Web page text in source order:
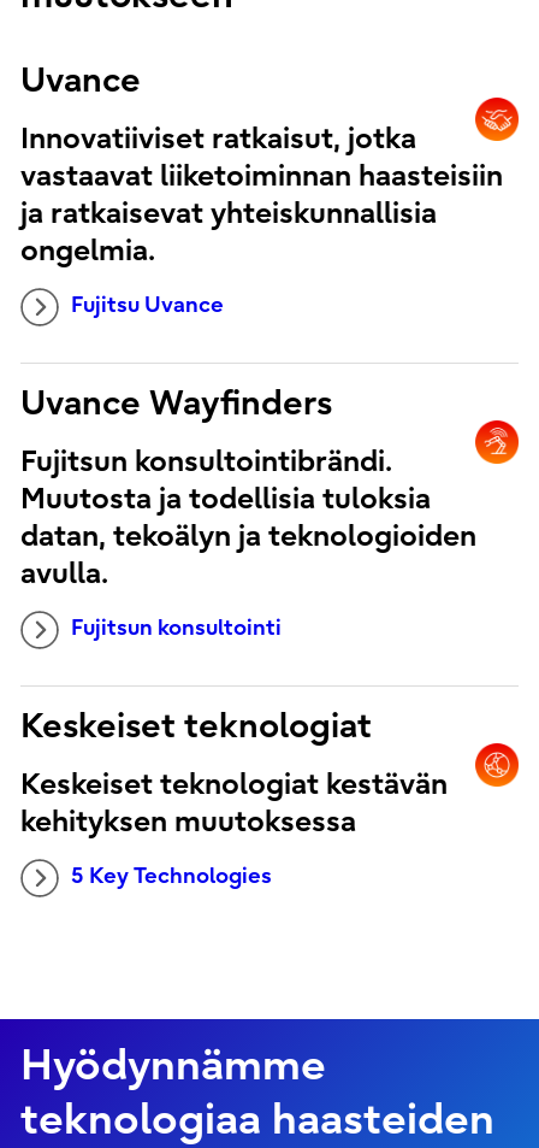
Uvance
Innovatiiviset ratkaisut, jotka
vastaavat liiketoiminnan haasteisiin
ja ratkaisevat yhteiskunnallisia
ongelmia.
Fujitsu Uvance
Uvance Wayfinders
Fujitsun konsultointibrändi.
Muutosta ja todellisia tuloksia
datan, tekoälyn ja teknologioiden
avulla.
Fujitsun konsultointi
Keskeiset teknologiat
Keskeiset teknologiat kestävän
kehityksen muutoksessa
5 Key Technologies
Hyödynnämme
teknologiaa haasteiden